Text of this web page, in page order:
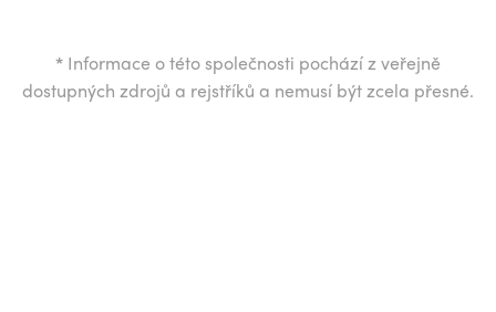
* Informace o této společnosti pochází z veřejně
dostupných zdrojů a rejstříků a nemusí být zcela přesné.